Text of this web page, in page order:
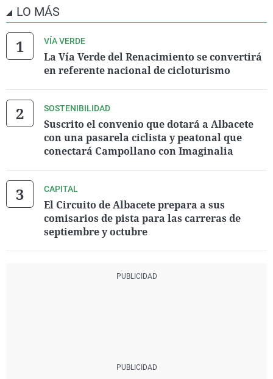
LO MÁS
VÍA VERDE
La Vía Verde del Renacimiento se convertirá
en referente nacional de cicloturismo
SOSTENIBILIDAD
Suscrito el convenio que dotará a Albacete
con una pasarela ciclista y peatonal que
conectará Campollano con Imaginalia
CAPITAL
El Circuito de Albacete prepara a sus
comisarios de pista para las carreras de
septiembre y octubre